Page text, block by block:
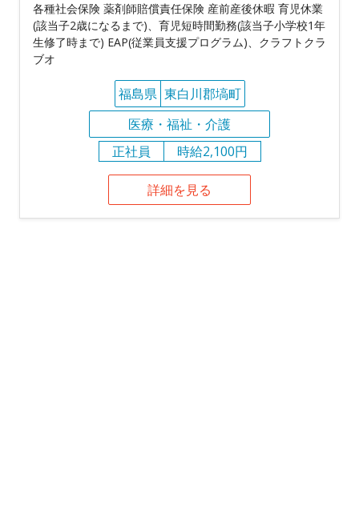
各種社会保険 薬剤師賠償責任保険 産前産後休暇 育児休業
(該当子2歳になるまで)、育児短時間勤務(該当子小学校1年
生修了時まで) EAP(従業員支援プログラム)、クラフトクラ
ブオ
福島県 東白川郡塙町
医療・福祉・介護
正社員
時給2,100円
詳細を見る